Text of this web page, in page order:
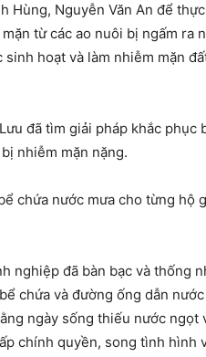
Hùng, Nguyễn Văn An để
từ các ao nuôi bị ngấm
hoạt và làm nhiễm mặn
đã tìm giải pháp khắc
nhiễm mặn nặng.
chứa nước mưa cho từng
nghiệp đã bàn bạc và
chứa và đường ống dẫn
ngày sống thiếu nước
chính quyền, song tình hình